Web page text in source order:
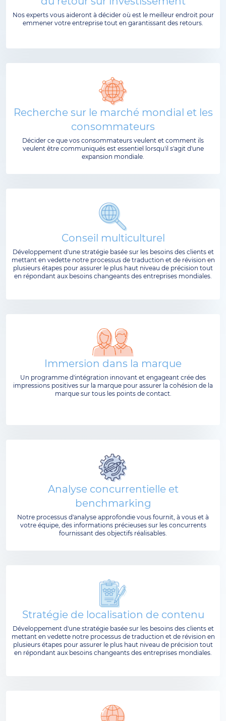
Nos experts vous aideront à décider où est le meilleur endroit pour
emmener votre entreprise tout en garantissant des retours.
Recherche sur le marché mondial et les
consommateurs
Décider ce que vos consommateurs veulent et comment ils
veulent être communiqués est essentiel lorsqu'il s'agit d'une
expansion mondiale.
Conseil multiculturel
Développement d'une stratégie basée sur les besoins des clients et
mettant en vedette notre processus de traduction et de révision en
plusieurs étapes pour assurer le plus haut niveau de précision tout
en répondant aux besoins changeants des entreprises mondiales.
Immersion dans la marque
Un programme d'intégration innovant et engageant crée des
impressions positives sur la marque pour assurer la cohésion de la
marque sur tous les points de contact.
Analyse concurrentielle et
benchmarking
Notre processus d'analyse approfondie vous fournit, à vous et à
votre équipe, des informations précieuses sur les concurrents
fournissant des objectifs réalisables.
Stratégie de localisation de contenu
Développement d'une stratégie basée sur les besoins des clients et
mettant en vedette notre processus de traduction et de révision en
plusieurs étapes pour assurer le plus haut niveau de précision tout
en répondant aux besoins changeants des entreprises mondiales.